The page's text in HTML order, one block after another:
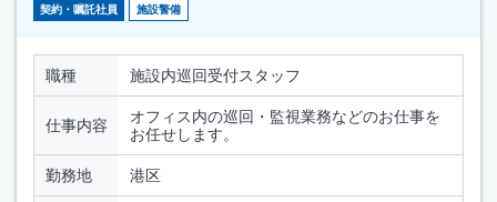
契約・嘱託社員 施設警備
職種 施設内巡回受付スタッフ
仕事内容
オフィス内の巡回・監視業務などのお仕事を
お任せします。
勤務地 港区